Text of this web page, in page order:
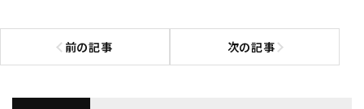
前の記事
前の記事へ 次の記事次の記事へ